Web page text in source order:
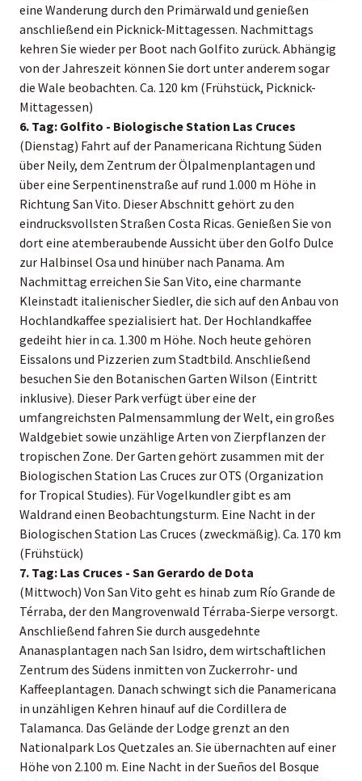
eine Wanderung durch den Primärwald und genießen
anschließend ein Picknick-Mittagessen. Nachmittags
kehren Sie wieder per Boot nach Golfito zurück. Abhängig
von der Jahreszeit können Sie dort unter anderem sogar
die Wale beobachten. Ca. 120 km (Frühstück, Picknick-
Mittagessen)
6. Tag: Golfito - Biologische Station Las Cruces
(Dienstag) Fahrt auf der Panamericana Richtung Süden
über Neily, dem Zentrum der Ölpalmenplantagen und
über eine Serpentinenstraße auf rund 1.000 m Höhe in
Richtung San Vito. Dieser Abschnitt gehört zu den
eindrucksvollsten Straßen Costa Ricas. Genießen Sie von
dort eine atemberaubende Aussicht über den Golfo Dulce
zur Halbinsel Osa und hinüber nach Panama. Am
Nachmittag erreichen Sie San Vito, eine charmante
Kleinstadt italienischer Siedler, die sich auf den Anbau von
Hochlandkaffee spezialisiert hat. Der Hochlandkaffee
gedeiht hier in ca. 1.300 m Höhe. Noch heute gehören
Eissalons und Pizzerien zum Stadtbild. Anschließend
besuchen Sie den Botanischen Garten Wilson (Eintritt
inklusive). Dieser Park verfügt über eine der
umfangreichsten Palmensammlung der Welt, ein großes
Waldgebiet sowie unzählige Arten von Zierpflanzen der
tropischen Zone. Der Garten gehört zusammen mit der
Biologischen Station Las Cruces zur OTS (Organization
for Tropical Studies). Für Vogelkundler gibt es am
Waldrand einen Beobachtungsturm. Eine Nacht in der
Biologischen Station Las Cruces (zweckmäßig). Ca. 170 km
(Frühstück)
7. Tag: Las Cruces - San Gerardo de Dota
(Mittwoch) Von San Vito geht es hinab zum Río Grande de
Térraba, der den Mangrovenwald Térraba-Sierpe versorgt.
Anschließend fahren Sie durch ausgedehnte
Ananasplantagen nach San Isidro, dem wirtschaftlichen
Zentrum des Südens inmitten von Zuckerrohr- und
Kaffeeplantagen. Danach schwingt sich die Panamericana
in unzähligen Kehren hinauf auf die Cordillera de
Talamanca. Das Gelände der Lodge grenzt an den
Nationalpark Los Quetzales an. Sie übernachten auf einer
Höhe von 2.100 m. Eine Nacht in der Sueños del Bosque